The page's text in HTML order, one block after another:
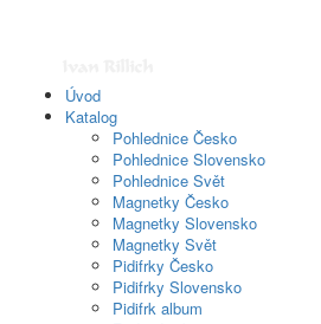
Úvod
Katalog
Pohlednice Česko
Pohlednice Slovensko
Pohlednice Svět
Magnetky Česko
Magnetky Slovensko
Magnetky Svět
Pidifrky Česko
Pidifrky Slovensko
Pidifrk album